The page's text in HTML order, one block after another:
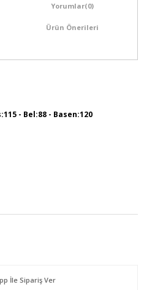
Yorumlar(0)
Ürün Önerileri
- Bel:88 - Basen:120
İle Sipariş Ver